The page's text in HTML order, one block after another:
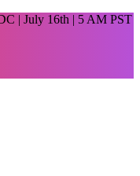
| July 16th | 5 AM PST